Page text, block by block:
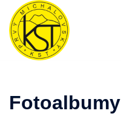
Preskočiť
obsah
Fotoalbumy